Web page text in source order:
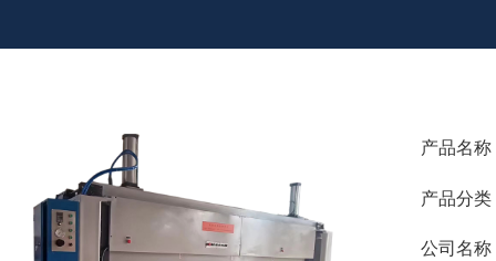
产品名称
产品分类
公司名称